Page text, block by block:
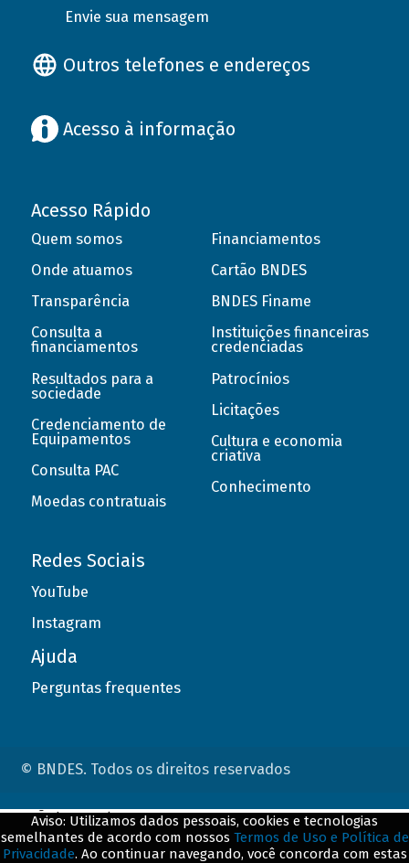
Envie sua mensagem
Outros telefones e endereços
Acesso à informação
Acesso Rápido
Quem somos
Onde atuamos
Transparência
Consulta a
financiamentos
Resultados para a
sociedade
Credenciamento de
Equipamentos
Consulta PAC
Moedas contratuais
Financiamentos
Cartão BNDES
BNDES Finame
Instituições financeiras
credenciadas
Patrocínios
Licitações
Cultura e economia
criativa
Conhecimento
Redes Sociais
YouTube
Instagram
Ajuda
Perguntas frequentes
© BNDES. Todos os direitos reservados
Aviso: Utilizamos dados pessoais, cookies e tecnologias
semelhantes de acordo com nossos Termos de Uso e Política de
Privacidade. Ao continuar navegando, você concorda com estas
ConteÃºdo complementar
${title}${badge}